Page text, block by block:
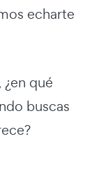
echarte
qué
buscas